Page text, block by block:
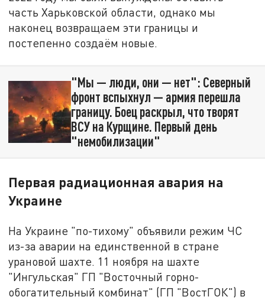
часть Харьковской области, однако мы
наконец возвращаем эти границы и
постепенно создаём новые.
"Мы — люди, они — нет": Северный
фронт вспыхнул — армия перешла
границу. Боец раскрыл, что творят
ВСУ на Курщине. Первый день
"немобилизации"
Первая радиационная авария на
Украине
На Украине "по-тихому" объявили режим ЧС
из-за аварии на единственной в стране
урановой шахте. 11 ноября на шахте
"Ингульская" ГП "Восточный горно-
обогатительный комбинат" (ГП "ВостГОК") в